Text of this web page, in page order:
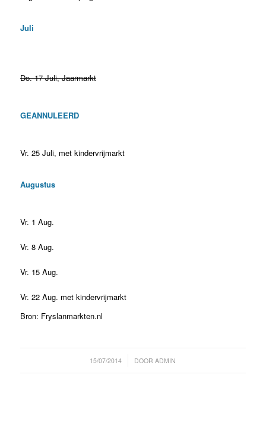
Juli
Do. 17 Juli, Jaarmarkt
GEANNULEERD
Vr. 25 Juli, met kindervrijmarkt
Augustus
Vr. 1 Aug.
Vr. 8 Aug.
Vr. 15 Aug.
Vr. 22 Aug. met kindervrijmarkt
Bron: Fryslanmarkten.nl
15/07/2014
/ DOORADMIN